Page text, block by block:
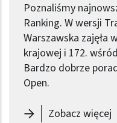
Poznaliśmy
Ranking. W wersji
Warszawska zajęła
krajowej i 172.
Bardzo dobrze
Open.
Zobacz więcej-